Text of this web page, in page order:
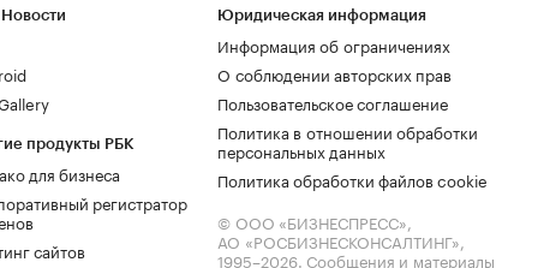
продукты РБК
для бизнеса
регистратор
сайтов
Юридическая информация
Информация об ограничениях
О соблюдении авторских прав
Пользовательское соглашение
Политика в отношении обработки
персональных данных
Политика обработки файлов cookie
© ООО «БИЗНЕСПРЕСС»,
АО «РОСБИЗНЕСКОНСАЛТИНГ»,
1995–2026. Сообщения и материалы